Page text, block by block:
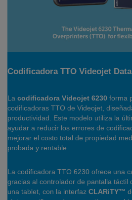
Codificadora TTO Videojet
La codificadora Videojet 6230 forma
codificadoras TTO de Videojet,
productividad. Este modelo utiliza la
ayudar a reducir los errores de
mejorar el costo total de propiedad
probada y rentable.
La codificadora TTO 6230 ofrece una
gracias al controlador de pantalla táctil
una tablet, con la interfaz CLARiTY™